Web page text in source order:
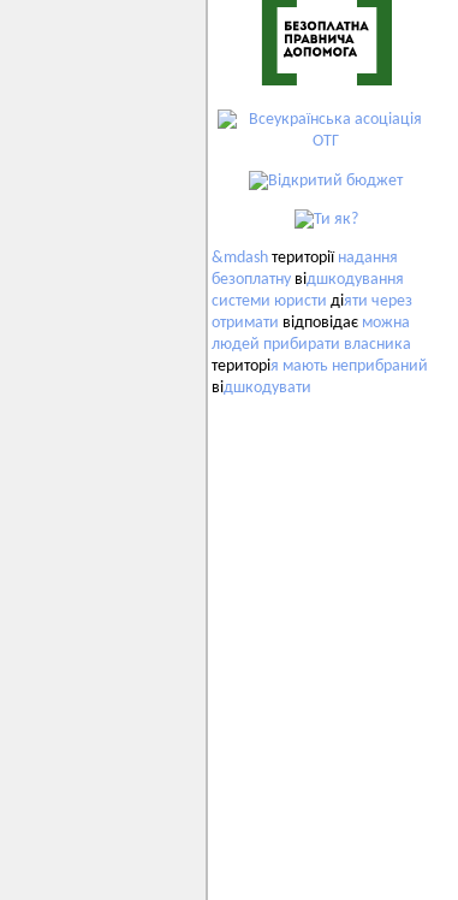
&mdash території надання
безоплатну відшкодування
системи юристи діяти через
отримати відповідає можна
людей прибирати власника
територія мають неприбраний
відшкодувати